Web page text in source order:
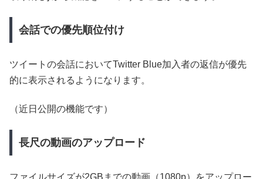
会話での優先順位付け
ツイートの会話においてTwitter Blue加入者の返信が優先
的に表示されるようになります。
（近日公開の機能です）
長尺の動画のアップロード
ファイルサイズが2GBまでの動画（1080p）をアップロー